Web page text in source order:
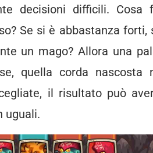
decisioni difficili.
Se si è abbastanza forti,
un mago? Allora una
quella corda nascosta
il risultato può
uguali.